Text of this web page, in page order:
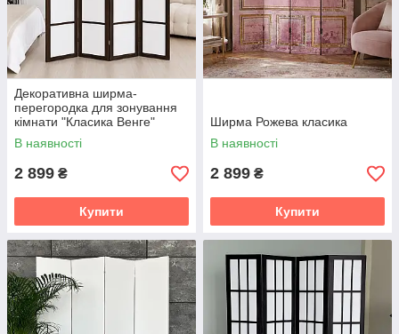
Декоративна ширма-
перегородка для зонування
кімнати "Класика Венге"
В наявності
2 899 ₴
Купити
Ширма Рожева класика
В наявності
2 899 ₴
Купити